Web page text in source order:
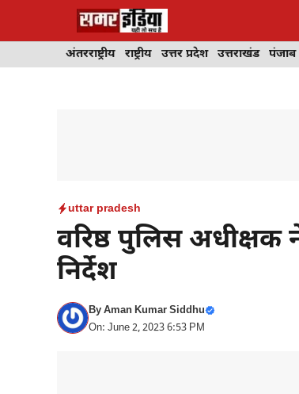
अंतरराष्ट्रीय राष्ट्रीय उत्तर प्रदेश उत्तराखंड पंजाब
uttar pradesh
वरिष्ठ पुलिस अधीक्षक
निर्देश
ByAman Kumar Siddhu
On: June 2, 2023 6:53 PM